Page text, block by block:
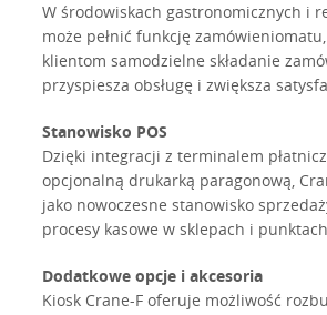
W środowiskach gastronomicznych i
może pełnić funkcję
klientom samodzielne składanie
przyspiesza obsługę i zwiększa
Stanowisko POS
Dzięki integracji z terminalem
opcjonalną drukarką paragonową,
jako nowoczesne stanowisko
procesy kasowe w sklepach i
Dodatkowe opcje i akcesoria
Kiosk Crane-F oferuje możliwość